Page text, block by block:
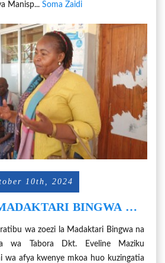
Manisp... Soma Zaidi
10th, 2024
BINGWA WA
wa zoezi la Madaktari Bingwa na
wa Tabora Dkt. Eveline Maziku
wa afya kwenye mkoa huo kuzingatia